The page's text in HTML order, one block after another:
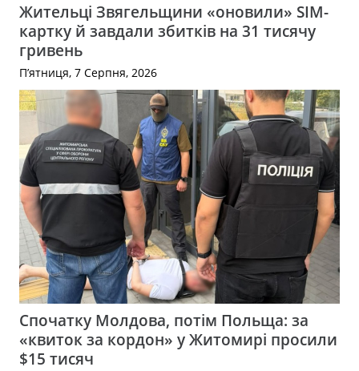
Жительці Звягельщини «оновили» SIM-
картку й завдали збитків на 31 тисячу
гривень
П’ятниця, 7 Серпня, 2026
Спочатку Молдова, потім Польща: за
«квиток за кордон» у Житомирі просили
$15 тисяч